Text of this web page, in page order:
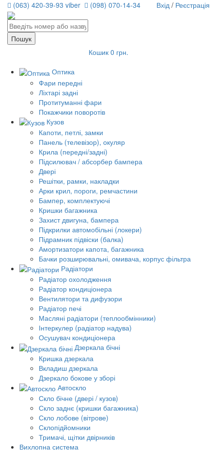
(063) 420-39-93 viber (098) 070-14-34 Вхід / Реєстрація
Кошик 0 грн.
Оптика
Фари передні
Ліхтарі задні
Протитуманні фари
Покажчики поворотів
Кузов
Капоти, петлі, замки
Панель (телевізор), окуляр
Крила (передні/задні)
Підсилювач / абсорбер бампера
Двері
Решітки, рамки, накладки
Арки крил, пороги, ремчастини
Бампер, комплектуючі
Кришки багажника
Захист двигуна, бампера
Підкрилки автомобільні (локери)
Підрамник підвіски (балка)
Амортизатори капота, багажника
Бачки розширювальні, омивача, корпус фільтра
Радіатори
Радіатор охолодження
Радіатор кондиціонера
Вентилятори та дифузори
Радіатор печі
Масляні радіатори (теплообмінники)
Інтеркулер (радіатор надува)
Осушувач кондиціонера
Дзеркала бічні
Кришка дзеркала
Вкладиш дзеркала
Дзеркало бокове у зборі
Автоскло
Скло бічне (двері / кузов)
Скло заднє (кришки багажника)
Скло лобове (вітрове)
Склопідйомники
Тримачі, щітки двірників
Вихлопна система